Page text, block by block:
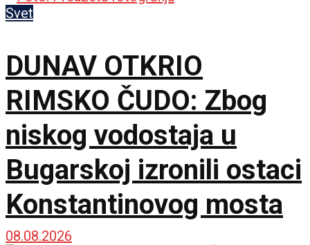
Svet
DUNAV OTKRIO
RIMSKO ČUDO: Zbog
niskog vodostaja u
Bugarskoj izronili ostaci
Konstantinovog mosta
08.08.2026